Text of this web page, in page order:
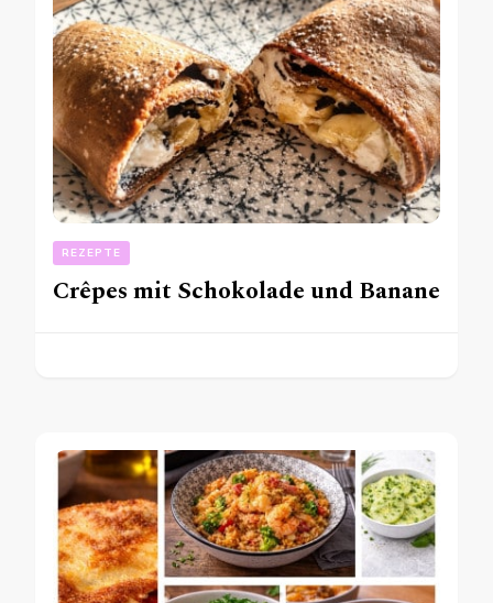
REZEPTE
Crêpes mit Schokolade und Banane